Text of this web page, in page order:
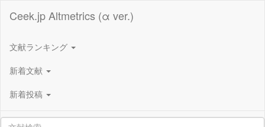
Ceek.jp Altmetrics (α ver.)
文献ランキング
新着文献
新着投稿